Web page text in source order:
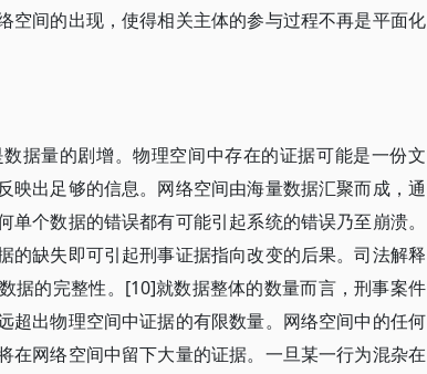
空间的出现，使得相关主体的参与过程不再是平面化
据量的剧增。物理空间中存在的证据可能是一份文
出足够的信息。网络空间由海量数据汇聚而成，通
个数据的错误都有可能引起系统的错误乃至崩溃。
的缺失即可引起刑事证据指向改变的后果。司法解释
据的完整性。[10]就数据整体的数量而言，刑事案件
超出物理空间中证据的有限数量。网络空间中的任何
在网络空间中留下大量的证据。一旦某一行为混杂在